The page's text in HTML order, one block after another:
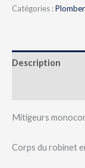
Catégories :
Description
Mitigeurs
Corps du robinet